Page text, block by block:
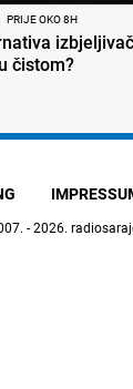
PRIJE OKO 8H
čistom?
- 2026.